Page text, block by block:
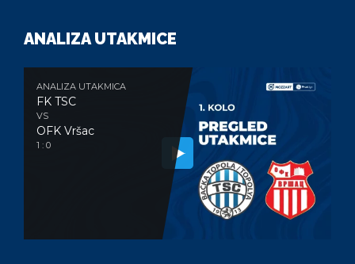
ANALIZA UTAKMICE
ANALIZA UTAKMICA
FK TSC
VS
OFK Vršac
1 : 0